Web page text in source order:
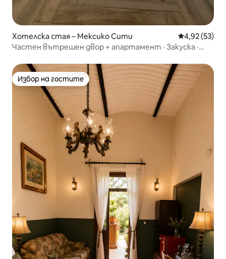
Хотелска стая – Мексико Сити Средна
4,92 (53)
Частен вътрешен двор + апартамент · Закуска ·
Избор на гостите
Избор на гостите